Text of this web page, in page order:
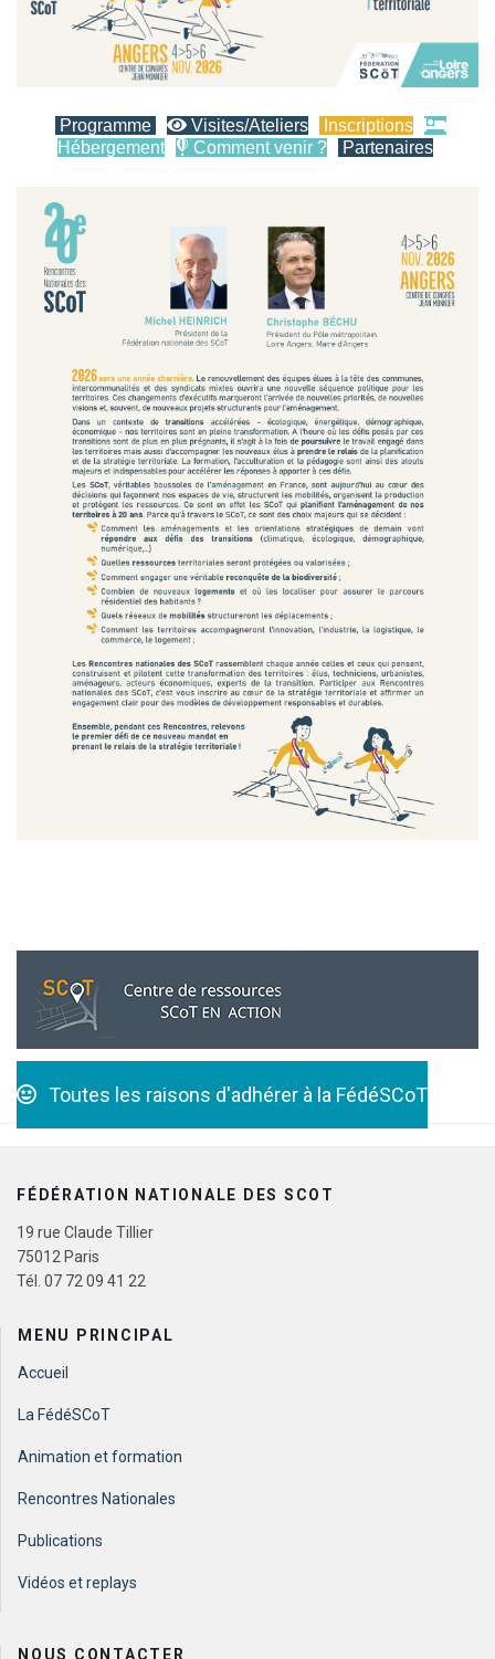
Programme Visites/Ateliers
Inscriptions
Hébergement
Comment venir ? Partenaires
Toutes les raisons d'adhérer à la FédéSCoT
FÉDÉRATION NATIONALE DES SCOT
19 rue Claude Tillier
75012 Paris
Tél. 07 72 09 41 22
MENU PRINCIPAL
Accueil
La FédéSCoT
Animation et formation
Rencontres Nationales
Publications
Vidéos et replays
NOUS CONTACTER